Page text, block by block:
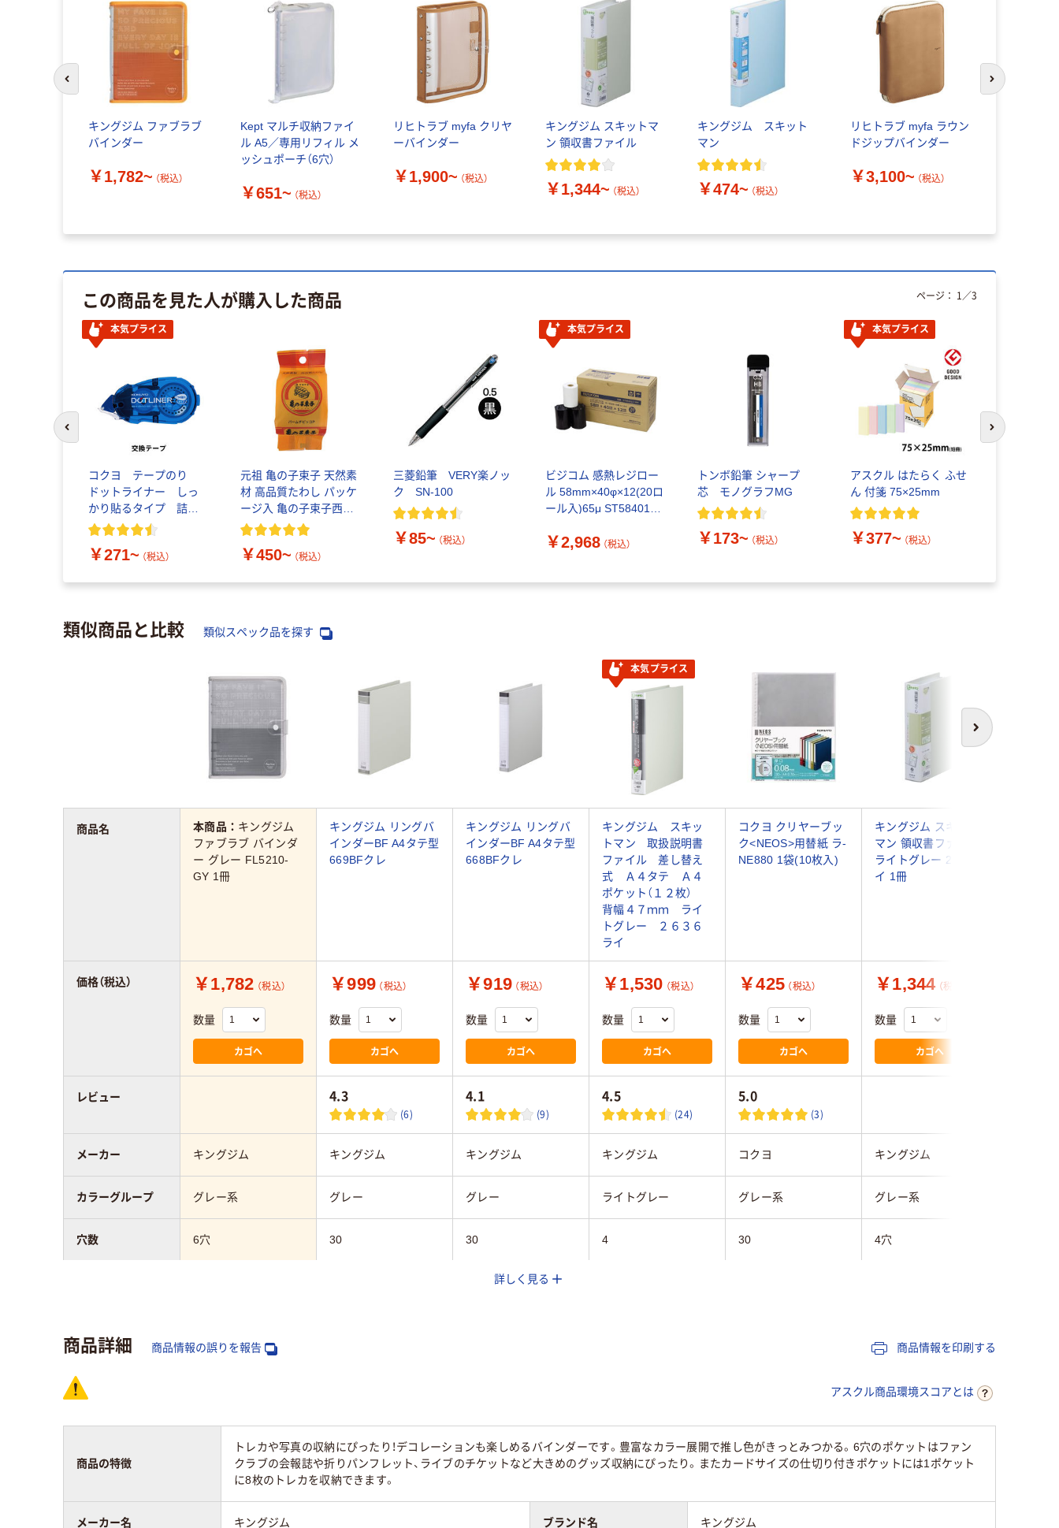
キングジム ファブラブ
バインダー
￥1,782~ （税込）
Kept マルチ収納ファイ
ル A5／専用リフィル メ
ッシュポーチ（6穴）
￥651~ （税込）
リヒトラブ myfa クリヤ
ーバインダー
￥1,900~ （税込）
キングジム スキットマ
ン 領収書ファイル
￥1,344~ （税込）
キングジム スキット
マン
￥474~ （税込）
リヒトラブ myfa ラウン
ドジップバインダー
￥3,100~ （税込）
前のスライドへ 次のスライド
この商品を見た人が購入した商品
本気プライス
コクヨ テープのり
ドットライナー しっ
かり貼るタイプ 詰め
替えテープ
￥271~ （税込）
元祖 亀の子束子 天然素
材 高品質たわし パッケ
ージ入 亀の子束子西尾
商店
￥450~ （税込）
三菱鉛筆 VERY楽ノッ
ク SN-100
￥85~ （税込）
本気プライス
ビジコム 感熱レジロー
ル 58mm×40φ×12(20ロ
ール入)65μ ST584012-
￥2,968 （税込）
トンボ鉛筆 シャープ
芯 モノグラフMG
￥173~ （税込）
本気プライス
アスクル はたらく ふせ
ん 付箋 75×25mm
￥377~ （税込）
ページ： 1 ／3
次のスライド
類似商品と比較 類似スペック品を探す
次へ
本気プライス
本商品： キングジム
ファブラブ バインダ
ー グレー FL5210-
GY 1冊
キングジム リングバ
インダーBF A4タテ型
669BFクレ
キングジム リングバ
インダーBF A4タテ型
668BFクレ
キングジム スキッ
トマン 取扱説明書
ファイル 差し替え
式 Ａ４タテ Ａ４
ポケット（１２枚）
背幅４７ｍｍ ライ
トグレー ２６３６
ライ
コクヨ クリヤーブッ
ク<NEOS>用替紙 ラ-
NE880 1袋(10枚入)
キングジム スキット
マン 領収書ファイル
ライトグレー 2380ラ
イ 1冊
￥1,782 （税込）
数量
カゴへ
￥999 （税込）
数量
カゴへ
￥919 （税込）
数量
カゴへ
￥1,530 （税込）
数量
カゴへ
￥425 （税込）
数量
カゴへ
￥1,344 （税込）
数量
カゴへ
4.3
(6)
4.1
(9)
4.5
(24)
5.0
(3)
キングジム キングジム キングジム キングジム コクヨ キングジム
グレー系 グレー グレー ライトグレー グレー系 グレー系
6穴 30 30 4 30 4穴
A4タテ
商品名
価格（税込）
レビュー
メーカー
カラーグループ
穴数
詳しく見る
商品詳細 商品情報の誤りを報告 商品情報を印刷する
アスクル商品環境スコアとは
商品の特徴
トレカや写真の収納にぴったり！デコレーションも楽しめるバインダーです。豊富なカラー展開で推し色がきっとみつかる。6穴のポケットはファン
クラブの会報誌や折りパンフレット、ライブのチケットなど大きめのグッズ収納にぴったり。またカードサイズの仕切り付きポケットには1ポケット
に8枚のトレカを収納できます。
メーカー名 キングジム ブランド名 キングジム